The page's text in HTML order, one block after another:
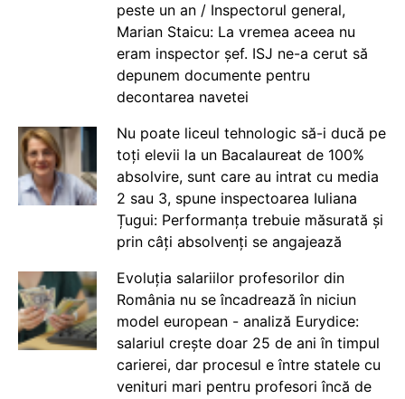
peste un an / Inspectorul general,
Marian Staicu: La vremea aceea nu
eram inspector șef. ISJ ne-a cerut să
depunem documente pentru
decontarea navetei
Nu poate liceul tehnologic să-i ducă pe
toți elevii la un Bacalaureat de 100%
absolvire, sunt care au intrat cu media
2 sau 3, spune inspectoarea Iuliana
Țugui: Performanța trebuie măsurată și
prin câți absolvenți se angajează
Evoluția salariilor profesorilor din
România nu se încadrează în niciun
model european - analiză Eurydice:
salariul crește doar 25 de ani în timpul
carierei, dar procesul e între statele cu
venituri mari pentru profesori încă de